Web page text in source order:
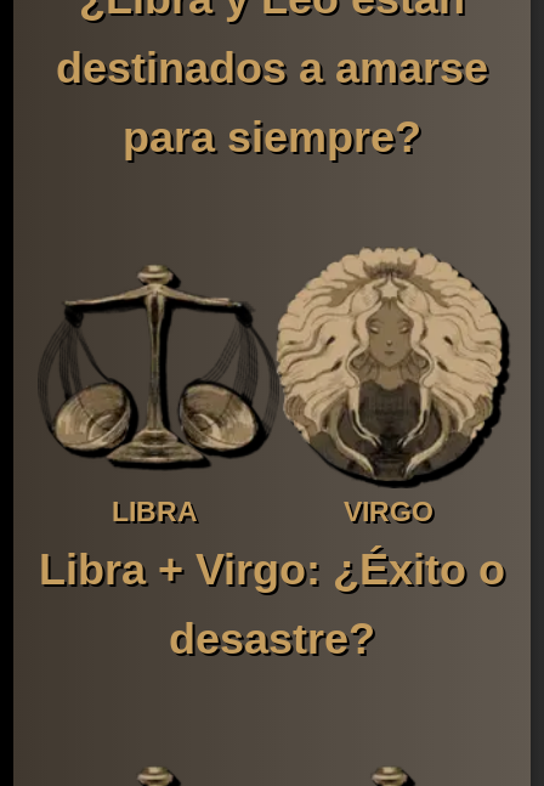
destinados a amarse
para siempre?
LIBRA VIRGO
Libra + Virgo: ¿Éxito o
desastre?